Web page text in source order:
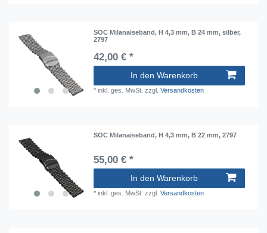
SOC Milanaiseband, H 4,3 mm, B 24 mm, silber,
2797
42,00 € *
In den Warenkorb
*inkl. ges. MwSt. zzgl.Versandkosten
SOC Milanaiseband, H 4,3 mm, B 22 mm, 2797
55,00 € *
In den Warenkorb
*inkl. ges. MwSt. zzgl.Versandkosten